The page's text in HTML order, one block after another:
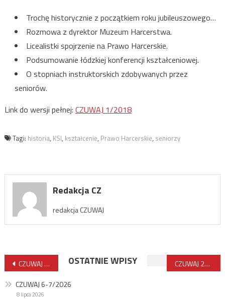
Trochę historycznie z początkiem roku jubileuszowego…
Rozmowa z dyrektor Muzeum Harcerstwa.
Licealistki spojrzenie na Prawo Harcerskie.
Podsumowanie łódzkiej konferencji kształceniowej.
O stopniach instruktorskich zdobywanych przez
seniorów.
Link do wersji pełnej: CZUWAJ 1/2018
Tagi: historia, KSI, kształcenie, Prawo Harcerskie, seniorzy
Redakcja CZ
redakcja CZUWAJ
Nawigacja
wpisu
CZUWAJ 12/2017 CZUWAJ 2/2018
OSTATNIE WPISY
CZUWAJ 6-7/2026
8 lipca 2026